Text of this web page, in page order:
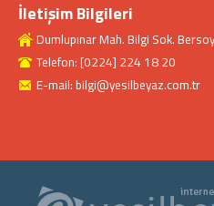
İletişim Bilgileri
Dumlupınar Mah. Bilgi Sok.
Telefon: [0224] 224 18 20
E-mail: bilgi@yesilbeyaz.com.tr